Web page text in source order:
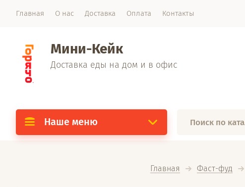
Главная О нас Доставка Оплата Контакты
Мини-Кейк
Доставка еды на дом и в офис
Наше меню
Главная Фаст-фуд